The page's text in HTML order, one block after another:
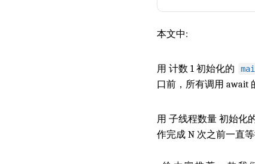
本文中:
用 计数 1 初始化的
口前，所有调用 await
用 子线程数量 初始化
作完成 N 次之前一直等